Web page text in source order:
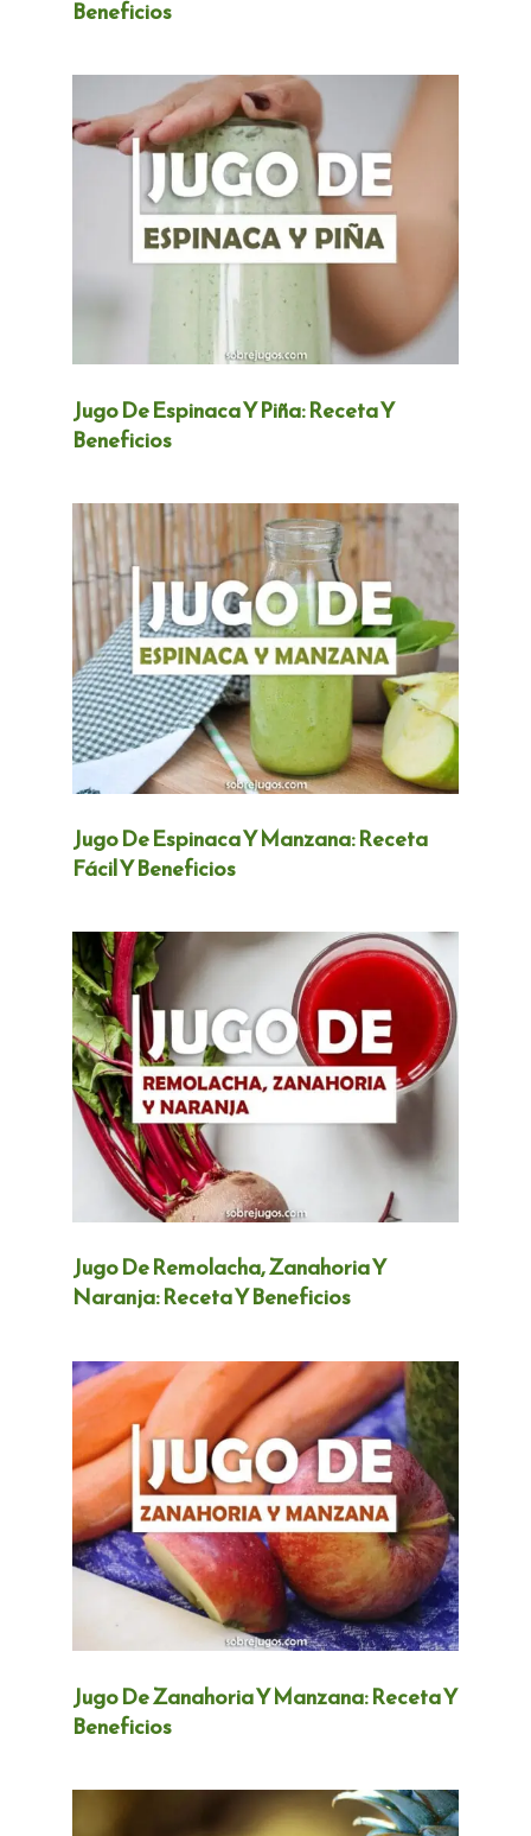
Beneficios
Jugo De Espinaca Y Piña: Receta Y
Beneficios
Jugo De Espinaca Y Manzana: Receta
Fácil Y Beneficios
Jugo De Remolacha, Zanahoria Y
Naranja: Receta Y Beneficios
Jugo De Zanahoria Y Manzana: Receta Y
Beneficios